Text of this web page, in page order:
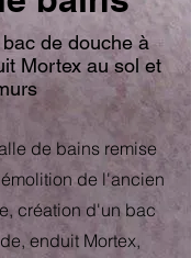
de douche à
Mortex au sol et
de bains remise
de l'ancien
création d'un bac
enduit Mortex,